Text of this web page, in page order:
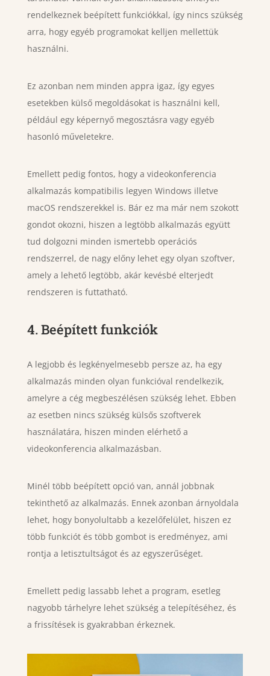
rendelkeznek beépített funkciókkal, így nincs szükség
arra, hogy egyéb programokat kelljen mellettük
használni.
Ez azonban nem minden appra igaz, így egyes
esetekben külső megoldásokat is használni kell,
például egy képernyő megosztásra vagy egyéb
hasonló műveletekre.
Emellett pedig fontos, hogy a videokonferencia
alkalmazás kompatibilis legyen Windows illetve
macOS rendszerekkel is. Bár ez ma már nem szokott
gondot okozni, hiszen a legtöbb alkalmazás együtt
tud dolgozni minden ismertebb operációs
rendszerrel, de nagy előny lehet egy olyan szoftver,
amely a lehető legtöbb, akár kevésbé elterjedt
rendszeren is futtatható.
4. Beépített funkciók
A legjobb és legkényelmesebb persze az, ha egy
alkalmazás minden olyan funkcióval rendelkezik,
amelyre a cég megbeszélésen szükség lehet. Ebben
az esetben nincs szükség külsős szoftverek
használatára, hiszen minden elérhető a
videokonferencia alkalmazásban.
Minél több beépített opció van, annál jobbnak
tekinthető az alkalmazás. Ennek azonban árnyoldala
lehet, hogy bonyolultabb a kezelőfelület, hiszen ez
több funkciót és több gombot is eredményez, ami
rontja a letisztultságot és az egyszerűséget.
Emellett pedig lassabb lehet a program, esetleg
nagyobb tárhelyre lehet szükség a telepítéséhez, és
a frissítések is gyakrabban érkeznek.